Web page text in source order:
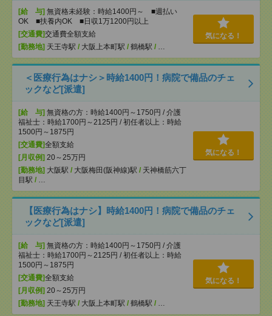
[給 与] 無資格未経験：時給1400円～ ■週払い
OK ■扶養内OK ■日収1万1200円以上
[交通費]交通費全額支給
[勤務地] 天王寺駅 / 大阪上本町駅 / 鶴橋駅 / …
気になる！
＜医療行為はナシ＞時給1400円！病院で備品のチェ
ックなど[派遣]
[給 与] 無資格の方：時給1400円～1750円 / 介護
福祉士：時給1700円～2125円 / 初任者以上：時給
1500円～1875円
[交通費]全額支給
[月収例] 20～25万円
[勤務地] 大阪駅 / 大阪梅田(阪神線)駅 / 天神橋筋六丁
目駅 / …
気になる！
【医療行為はナシ】時給1400円！病院で備品のチェ
ックなど[派遣]
[給 与] 無資格の方：時給1400円～1750円 / 介護
福祉士：時給1700円～2125円 / 初任者以上：時給
1500円～1875円
[交通費]全額支給
[月収例] 20～25万円
[勤務地] 天王寺駅 / 大阪上本町駅 / 鶴橋駅 / …
気になる！